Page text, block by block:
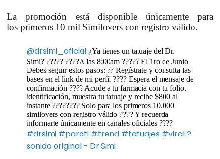
La promoción está disponible únicamente para
los primeros 10 mil Similovers con registro válido.
@drsimi_oficial ¿Ya tienes un tatuaje del Dr.
Simi? ????? ????A las 8:00am ????? El 1ro de Junio
Debes seguir estos pasos: ?? Regístrate y consulta las
bases en el link de mi perfil ???? Espera el mensaje de
confirmación ???? Acude a tu farmacia con tu folio,
identificación, muestra tu tatuaje y recibe $800 al
instante ???????? Solo para los primeros 10.000
similovers con registro válido ???? Y recuerda
informarte únicamente en canales oficiales ????
#drsimi #parati #trend #tatuajes #viral?
sonido original - Dr.Simi